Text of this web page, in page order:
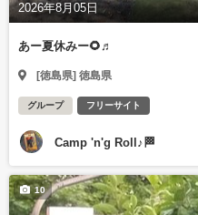
2026年8月05日
あー夏休みー🌻♬
[徳島県] 徳島県
グループ フリーサイト
Camp 'n'g Roll♪🏁
10